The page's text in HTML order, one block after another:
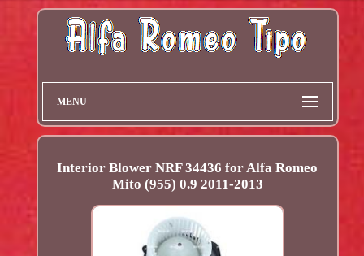
MENU
Interior Blower NRF 34436 for Alfa Romeo
Mito (955) 0.9 2011-2013